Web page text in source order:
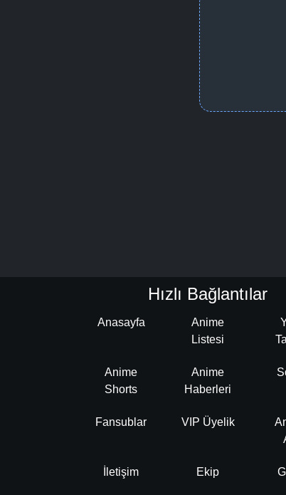
Hızlı Bağlantılar
Anasayfa
Anime
Listesi
Anime
Shorts
Anime
Haberleri
Fansublar VIP Üyelik
İletişim Ekip